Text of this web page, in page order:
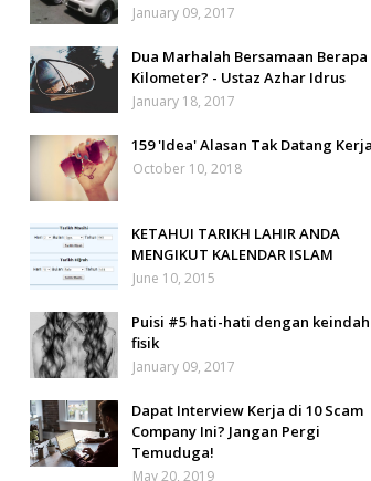
January 09, 2017
Dua Marhalah Bersamaan Berapa
Kilometer? - Ustaz Azhar Idrus
January 18, 2017
159 'Idea' Alasan Tak Datang Kerja
October 10, 2018
KETAHUI TARIKH LAHIR ANDA
MENGIKUT KALENDAR ISLAM
June 10, 2015
Puisi #5 hati-hati dengan
fisik
January 09, 2017
Dapat Interview Kerja di 10 Scam
Company Ini? Jangan Pergi
Temuduga!
May 20, 2019